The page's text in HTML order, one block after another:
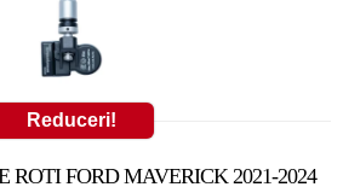
Reduceri!
ROTI FORD MAVERICK 2021-2024